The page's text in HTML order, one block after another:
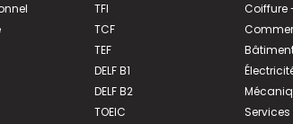
TFI
TCF
TEF
DELF B1
DELF B2
TOEIC
Coiffure